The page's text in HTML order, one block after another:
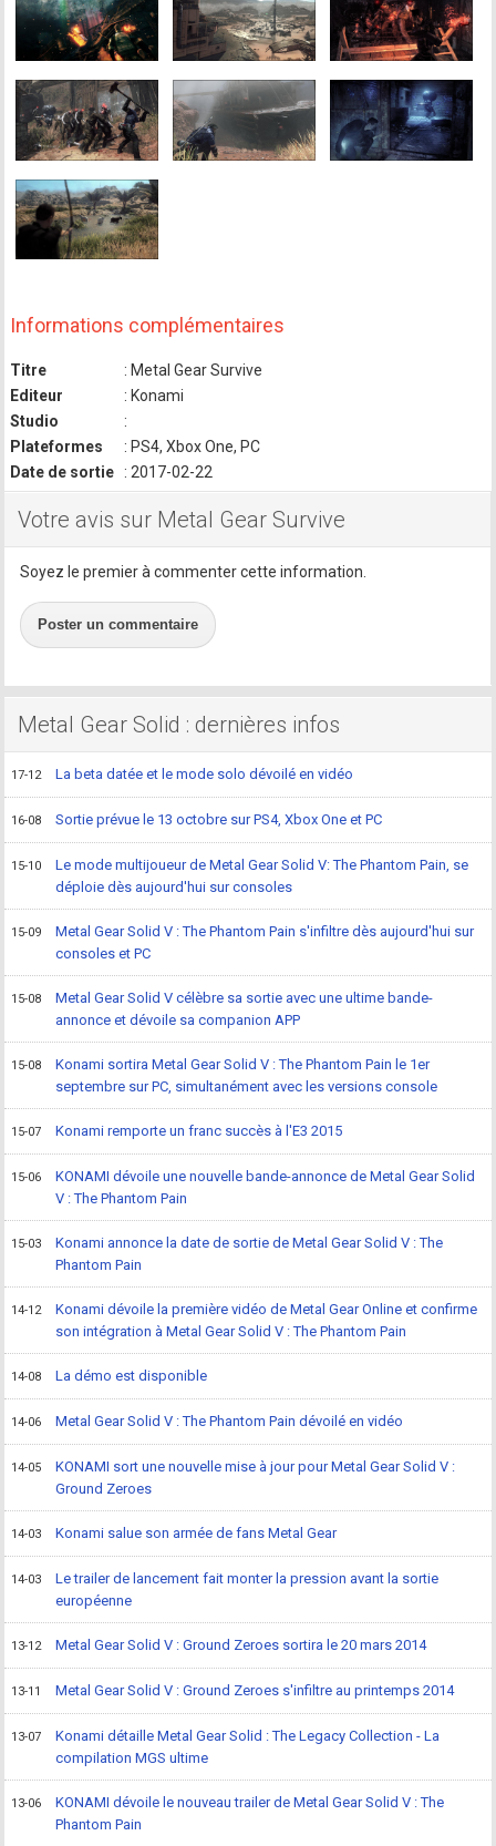
Informations complémentaires
Titre
: Metal Gear Survive
Editeur
: Konami
Studio
:
Plateformes
: PS4, Xbox One, PC
Date de sortie
: 2017-02-22
Votre avis sur Metal Gear Survive
Soyez le premier à commenter cette information.
Poster un commentaire
Metal Gear Solid : dernières infos
17-12 La beta datée et le mode solo dévoilé en vidéo
16-08 Sortie prévue le 13 octobre sur PS4, Xbox One et PC
15-10
Le mode multijoueur de Metal Gear Solid V: The Phantom Pain, se
déploie dès aujourd'hui sur consoles
15-09
Metal Gear Solid V : The Phantom Pain s'infiltre dès aujourd'hui sur
consoles et PC
15-08
Metal Gear Solid V célèbre sa sortie avec une ultime bande-
annonce et dévoile sa companion APP
15-08
Konami sortira Metal Gear Solid V : The Phantom Pain le 1er
septembre sur PC, simultanément avec les versions console
15-07 Konami remporte un franc succès à l'E3 2015
15-06
KONAMI dévoile une nouvelle bande-annonce de Metal Gear Solid
V : The Phantom Pain
15-03
Konami annonce la date de sortie de Metal Gear Solid V : The
Phantom Pain
14-12
Konami dévoile la première vidéo de Metal Gear Online et confirme
son intégration à Metal Gear Solid V : The Phantom Pain
14-08 La démo est disponible
14-06 Metal Gear Solid V : The Phantom Pain dévoilé en vidéo
14-05
KONAMI sort une nouvelle mise à jour pour Metal Gear Solid V :
Ground Zeroes
14-03 Konami salue son armée de fans Metal Gear
14-03
Le trailer de lancement fait monter la pression avant la sortie
européenne
13-12 Metal Gear Solid V : Ground Zeroes sortira le 20 mars 2014
13-11 Metal Gear Solid V : Ground Zeroes s'infiltre au printemps 2014
13-07
Konami détaille Metal Gear Solid : The Legacy Collection - La
compilation MGS ultime
13-06
KONAMI dévoile le nouveau trailer de Metal Gear Solid V : The
Phantom Pain